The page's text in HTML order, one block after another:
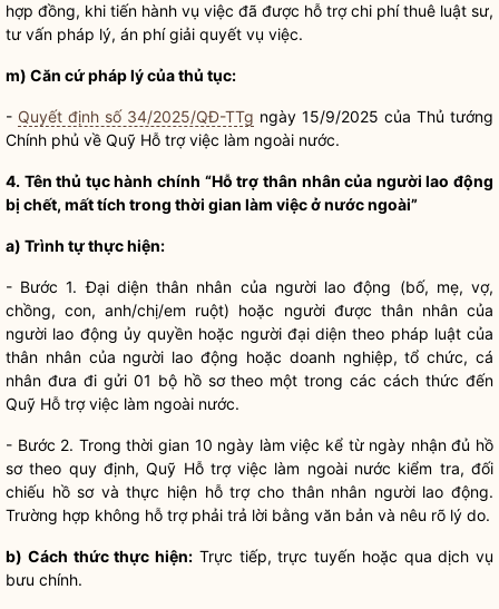
hợp đồng, khi tiến hành vụ việc đã được hỗ trợchi phíthuê luật sư,
tư vấn pháp lý, án phí giải quyết vụ việc.
m) Căn cứ pháp lý của thủ tục:
- Quyết định số 34/2025/QĐ-TTg ngày 15/9/2025 của Thủ tướng
Chính phủ về Quỹ Hỗ trợ việc làm ngoài nước.
4. Tênthủ tục hành chính “Hỗ trợ thân nhân của người lao động
bị chết, mất tích trong thời gian làm việc ở nước ngoài”
a) Trình tự thực hiện:
- Bước 1. Đại diện thân nhân của người lao động (bố, mẹ, vợ,
chồng, con, anh/chị/em ruột) hoặc người được thân nhân của
người lao động ủy quyền hoặc người đại diện theo pháp luậtcủa
thân nhân của người lao động hoặc doanh nghiệp, tổ chức, cá
nhân đưa đi gửi 01 bộ hồ sơtheo một trong các cách thức đến
Quỹ Hỗ trợ việc làm ngoài nước.
- Bước 2. Trong thời gian 10 ngày làm việc kể từ ngày nhận đủ hồ
sơtheo quy định, Quỹ Hỗ trợ việc làm ngoài nước kiểm tra, đối
chiếu hồ sơvà thực hiện hỗ trợ cho thân nhân người lao động.
Trường hợp không hỗ trợ phải trả lời bằng văn bản và nêu rõ lý do.
b) Cách thức thực hiện: Trực tiếp, trực tuyến hoặc qua dịch vụ
bưu chính.